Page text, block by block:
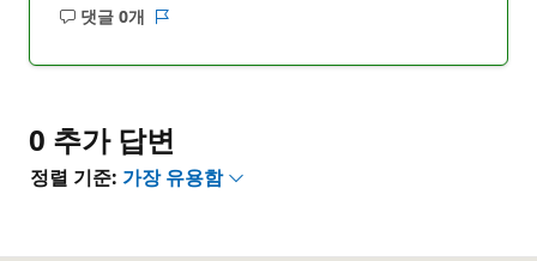
댓글 0개
설
0 추가 답변
정렬 기준: 가장 유용함